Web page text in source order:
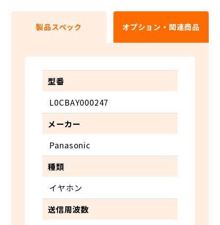
製品スペック オプション・関連商品
型番
L0CBAY000247
メーカー
Panasonic
種類
イヤホン
送信周波数